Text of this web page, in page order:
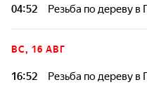
04:52 Резьба по дереву в
ВС, 16 АВГ
16:52 Резьба по дереву в